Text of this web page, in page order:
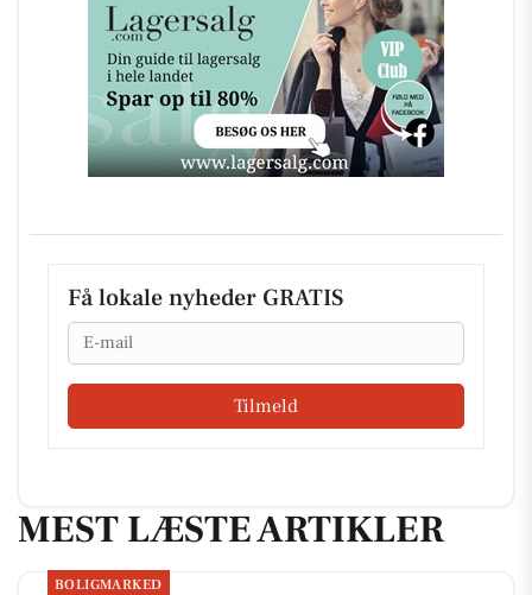
Få lokale nyheder GRATIS
Email
Tilmeld
MEST LÆSTE ARTIKLER
BOLIGMARKED